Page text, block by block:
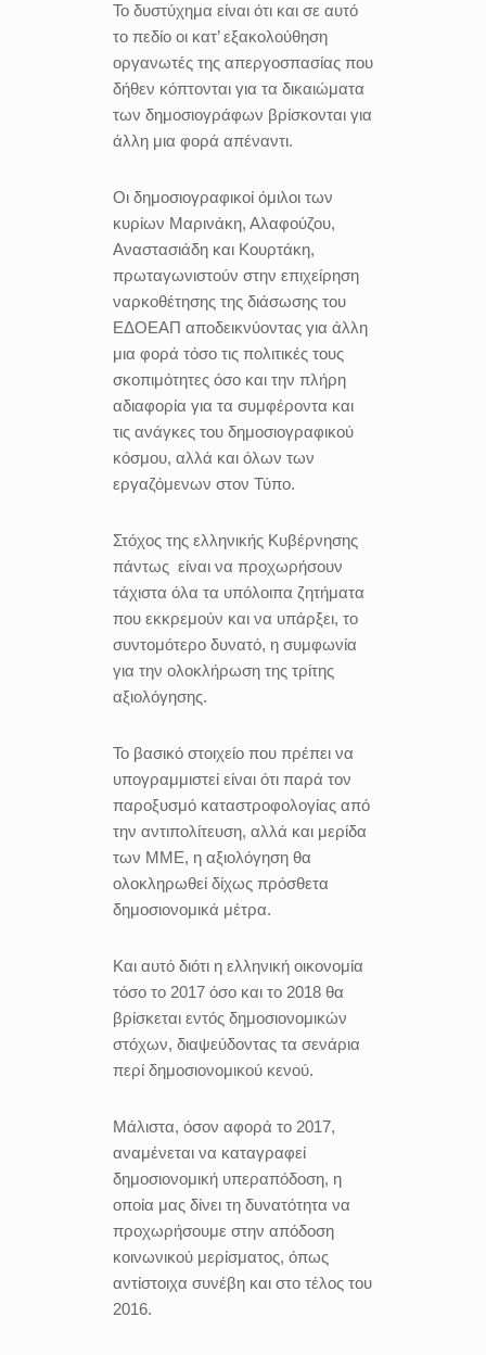
Το δυστύχημα είναι ότι και σε αυτό
το πεδίο οι κατ’ εξακολούθηση
οργανωτές της απεργοσπασίας που
δήθεν κόπτονται για τα δικαιώματα
των δημοσιογράφων βρίσκονται για
άλλη μια φορά απέναντι.
Οι δημοσιογραφικοί όμιλοι των
κυρίων Μαρινάκη, Αλαφούζου,
Αναστασιάδη και Κουρτάκη,
πρωταγωνιστούν στην επιχείρηση
ναρκοθέτησης της διάσωσης του
ΕΔΟΕΑΠ αποδεικνύοντας για άλλη
μια φορά τόσο τις πολιτικές τους
σκοπιμότητες όσο και την πλήρη
αδιαφορία για τα συμφέροντα και
τις ανάγκες του δημοσιογραφικού
κόσμου, αλλά και όλων των
εργαζόμενων στον Τύπο.
Στόχος της ελληνικής Κυβέρνησης
πάντως είναι να προχωρήσουν
τάχιστα όλα τα υπόλοιπα ζητήματα
που εκκρεμούν και να υπάρξει, το
συντομότερο δυνατό, η συμφωνία
για την ολοκλήρωση της τρίτης
αξιολόγησης.
Το βασικό στοιχείο που πρέπει να
υπογραμμιστεί είναι ότι παρά τον
παροξυσμό καταστροφολογίας από
την αντιπολίτευση, αλλά και μερίδα
των ΜΜΕ, η αξιολόγηση θα
ολοκληρωθεί δίχως πρόσθετα
δημοσιονομικά μέτρα.
Και αυτό διότι η ελληνική οικονομία
τόσο το 2017 όσο και το 2018 θα
βρίσκεται εντός δημοσιονομικών
στόχων, διαψεύδοντας τα σενάρια
περί δημοσιονομικού κενού.
Μάλιστα, όσον αφορά το 2017,
αναμένεται να καταγραφεί
δημοσιονομική υπεραπόδοση, η
οποία μας δίνει τη δυνατότητα να
προχωρήσουμε στην απόδοση
κοινωνικού μερίσματος, όπως
αντίστοιχα συνέβη και στο τέλος του
2016.